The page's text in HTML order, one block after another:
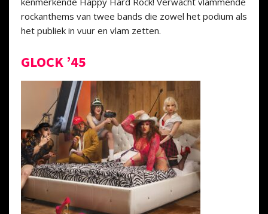
rockanthems van twee bands die zowel het podium als
het publiek in vuur en vlam zetten.
GLOCK ’45